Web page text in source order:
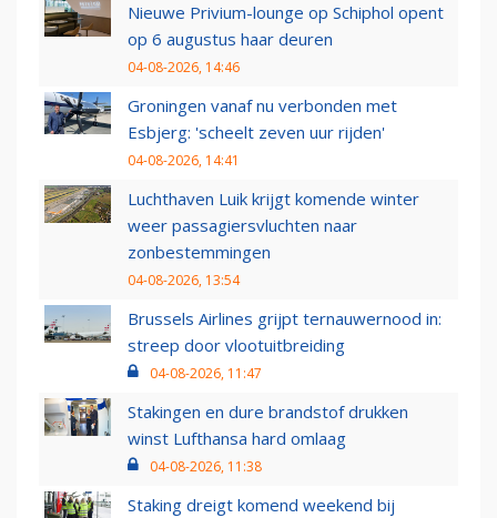
Nieuwe Privium-lounge op Schiphol opent
op 6 augustus haar deuren
04-08-2026, 14:46
Groningen vanaf nu verbonden met
Esbjerg: 'scheelt zeven uur rijden'
04-08-2026, 14:41
Luchthaven Luik krijgt komende winter
weer passagiersvluchten naar
zonbestemmingen
04-08-2026, 13:54
Brussels Airlines grijpt ternauwernood in:
streep door vlootuitbreiding
04-08-2026, 11:47
Stakingen en dure brandstof drukken
winst Lufthansa hard omlaag
04-08-2026, 11:38
Staking dreigt komend weekend bij